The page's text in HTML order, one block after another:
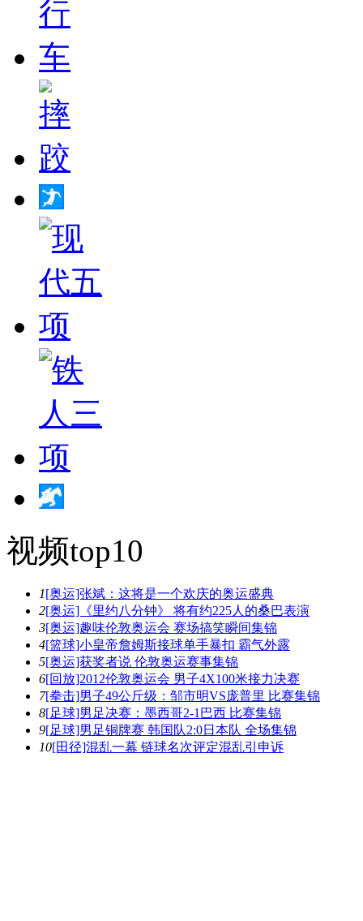
视频top10
1[奥运]张斌：这将是一个欢庆的奥运盛典
2[奥运]《里约八分钟》 将有约225人的桑巴表演
3[奥运]趣味伦敦奥运会 赛场搞笑瞬间集锦
4[篮球]小皇帝詹姆斯接球单手暴扣 霸气外露
5[奥运]获奖者说 伦敦奥运赛事集锦
6[回放]2012伦敦奥运会 男子4X100米接力决赛
7[拳击]男子49公斤级：邹市明VS庞普里 比赛集锦
8[足球]男足决赛：墨西哥2-1巴西 比赛集锦
9[足球]男足铜牌赛 韩国队2:0日本队 全场集锦
10[田径]混乱一幕 链球名次评定混乱引申诉